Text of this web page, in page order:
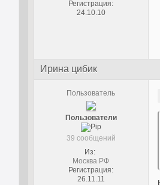
Регистрация:
24.10.10
Ирина цибик
Пользователь
Пользователи
39 сообщений
Из:
Москва РФ
Регистрация:
26.11.11